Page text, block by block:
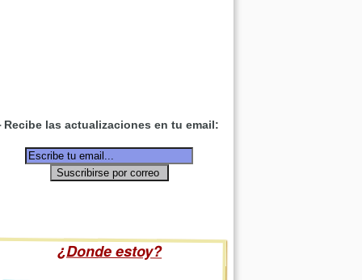
las actualizaciones en tu email:
¿Donde estoy?